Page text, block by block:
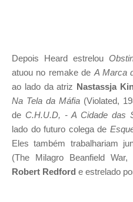
Depois Heard estrelou
atuou no remake de A Marca
ao lado da atriz Nastassja
Na Tela da Máfia(Violated,
de C.H.U.D, - A Cidade das
lado do futuro colega de
Eles também trabalhariam
(The Milagro Beanfield
Robert Redford e estrelado